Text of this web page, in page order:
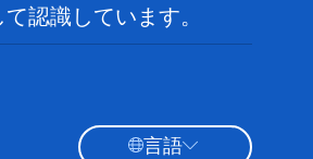
認識しています。
言語